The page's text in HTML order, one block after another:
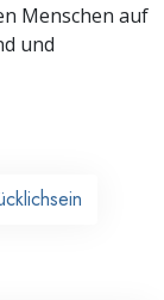
Menschen auf
und